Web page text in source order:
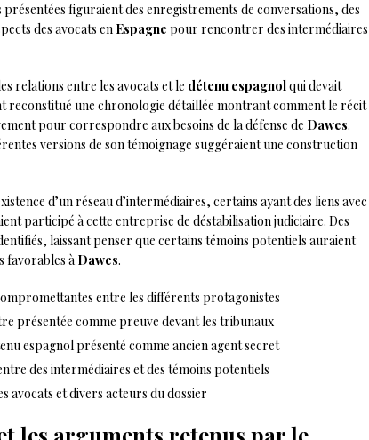
figuraient des enregistrements de conversations, des
des avocats en Espagne pour rencontrer des intermédiaires
relations entre les avocats et le détenu espagnolqui devait
reconstitué une chronologie détaillée montrant comment le récit
pour correspondre aux besoins de la défense de Dawes.
versions de son témoignage suggéraient une construction
d’un réseau d’intermédiaires, certains ayant des liens avec
participé à cette entreprise de déstabilisation judiciaire. Des
laissant penser que certains témoins potentiels auraient
favorables à Dawes.
entre les différents protagonistes
présentée comme preuve devant les tribunaux
espagnol présenté comme ancien agent secret
des intermédiaires et des témoins potentiels
avocats et divers acteurs du dossier